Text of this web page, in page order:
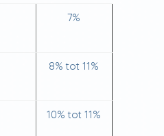
7%
8% tot 11%
10% tot 11%